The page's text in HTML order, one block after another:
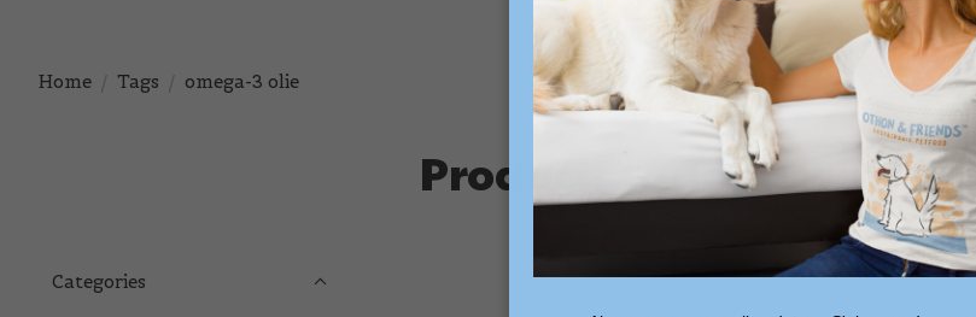
Home Tags omega-3 olie
Products tagged with
Categories